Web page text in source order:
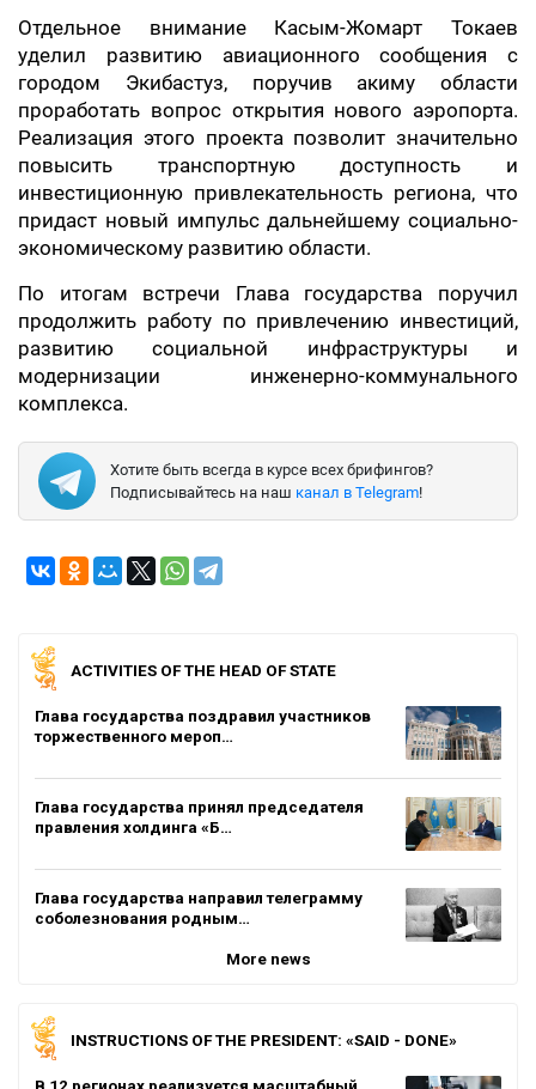
Отдельное внимание Касым-Жомарт Токаев
уделил развитию авиационного сообщения с
городом Экибастуз, поручив акиму области
проработать вопрос открытия нового аэропорта.
Реализация этого проекта позволит значительно
повысить транспортную доступность и
инвестиционную привлекательность региона, что
придаст новый импульс дальнейшему социально-
экономическому развитию области.
По итогам встречи Глава государства поручил
продолжить работу по привлечению инвестиций,
развитию социальной инфраструктуры и
модернизации инженерно-коммунального
комплекса.
Хотите быть всегда в курсе всех брифингов?
Подписывайтесь на наш канал в Telegram!
ACTIVITIES OF THE HEAD OF STATE
Глава государства поздравил участников
торжественного мероп…
Глава государства принял председателя
правления холдинга «Б…
Глава государства направил телеграмму
соболезнования родным…
More news
INSTRUCTIONS OF THE PRESIDENT: «SAID - DONE»
В 12 регионах реализуется масштабный